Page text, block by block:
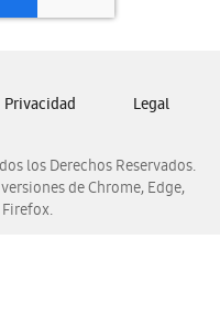
los Derechos Reservados.
de Chrome, Edge,
Privacidad Legal